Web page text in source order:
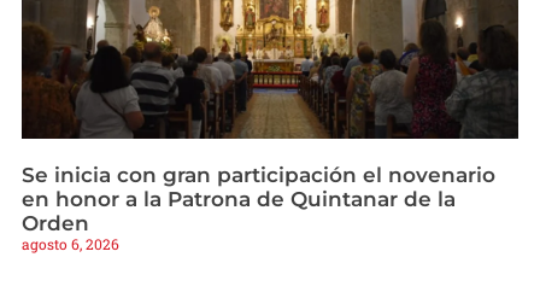
Se inicia con gran participación el novenario
en honor a la Patrona de Quintanar de la
Orden
agosto 6, 2026